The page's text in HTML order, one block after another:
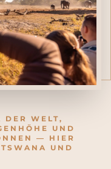
WELT, T
UND W
— HIER F
UND U